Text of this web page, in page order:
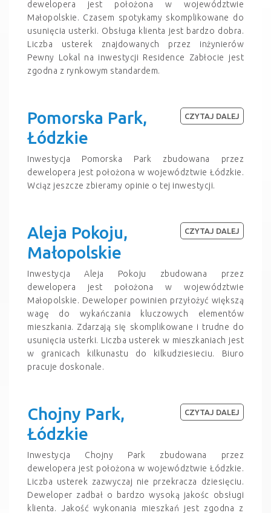
dewelopera jest położona w województwie
Małopolskie. Czasem spotykamy skomplikowane do
usunięcia usterki. Obsługa klienta jest bardzo dobra.
Liczba usterek znajdowanych przez inżynierów
Pewny Lokal na inwestycji Residence Zabłocie jest
zgodna z rynkowym standardem.
Pomorska Park,
Łódzkie
Inwestycja Pomorska Park zbudowana przez
dewelopera jest położona w województwie Łódzkie.
Wciąz jeszcze zbieramy opinie o tej inwestycji.
CZYTAJ DALEJ
Aleja Pokoju,
Małopolskie
Inwestycja Aleja Pokoju zbudowana przez
dewelopera jest położona w województwie
Małopolskie. Deweloper powinien przyłożyć większą
wagę do wykańczania kluczowych elementów
mieszkania. Zdarzają się skomplikowane i trudne do
usunięcia usterki. Liczba usterek w mieszkaniach jest
w granicach kilkunastu do kilkudziesieciu. Biuro
pracuje doskonale.
CZYTAJ DALEJ
Chojny Park,
Łódzkie
Inwestycja Chojny Park zbudowana przez
dewelopera jest położona w województwie Łódzkie.
Liczba usterek zazwyczaj nie przekracza dziesięciu.
Deweloper zadbał o bardzo wysoką jakośc obsługi
klienta. Jakość wykonania mieszkań jest zgodna z
CZYTAJ DALEJ